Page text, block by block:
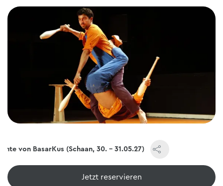
von BasarKus (Schaan, 30. - 31.05.27)
Jetzt reservieren